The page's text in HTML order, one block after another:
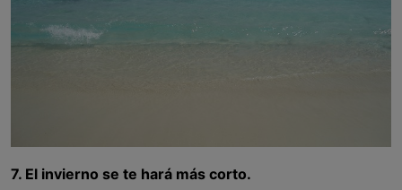
7. El invierno se te hará más corto.